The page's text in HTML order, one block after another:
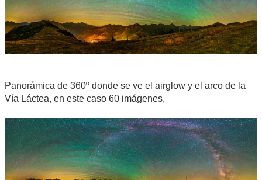
Panorámica de 360º donde se ve el airglow y el arco de la
Vía Láctea, en este caso 60 imágenes,